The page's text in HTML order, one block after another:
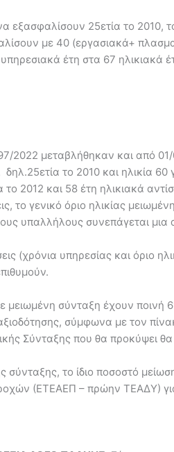
εξασφαλίσουν 25ετία το 2010,
με 40 (εργασιακά+
έτη στα 67 ηλικιακά
2022 μεταβλήθηκαν και από 01/
δηλ.25ετία το 2010 και ηλικία
το 2012 και 58 έτη ηλικιακά
το γενικό όριο ηλικίας
υπαλλήλους συνεπάγεται μια
(χρόνια υπηρεσίας και
μειωμένη σύνταξη έχουν ποινή
σύμφωνα με τον
Σύνταξης που θα προκύψει θα
σύνταξης, το ίδιο ποσοστό
(ΕΤΕΑΕΠ – πρώην ΤΕΑΔΥ)